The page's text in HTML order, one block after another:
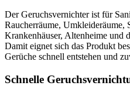
Der Geruchsvernichter ist für
Raucherräume, Umkleideräume,
Krankenhäuser, Altenheime und
Damit eignet sich das Produkt
Gerüche schnell entstehen und
Schnelle